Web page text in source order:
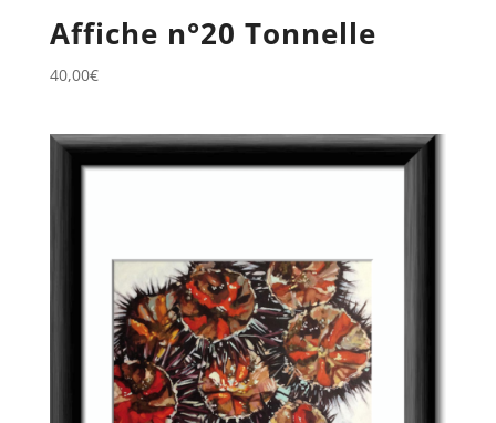
Affiche n°20 Tonnelle
40,00€